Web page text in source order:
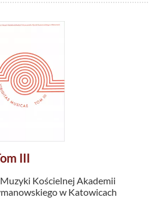
III
Kościelnej Akademii
w Katowicach